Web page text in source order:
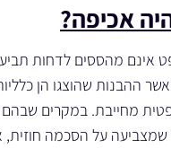
אכיפה?
אינם מהססים לדחות
ההבנות שהוצגו הן
מחייבת. במקרים
על הסכמה חוזית,